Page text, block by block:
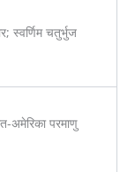
स्वर्णिम चतुर्भुज
अमेरिका परमाणु